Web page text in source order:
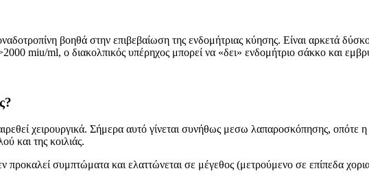
βοηθά στην επιβεβαίωση της ενδομήτριας κύησης. Είναι αρκετά
miu/ml, ο διακολπικός υπέρηχος μπορεί να «δει» ενδομήτριο σάκκο και
χειρουργικά. Σήμερα αυτό γίνεται συνήθως μεσω λαπαροσκόπησης, οπότε
και της κοιλιάς.
συμπτώματα και ελαττώνεται σε μέγεθος (μετρούμενο σε επίπεδα